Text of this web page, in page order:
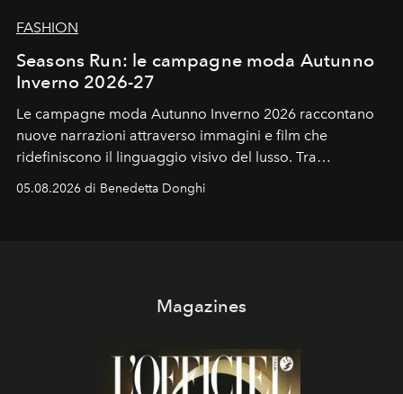
FASHION
Seasons Run: le campagne moda Autunno
Inverno 2026-27
Le campagne moda Autunno Inverno 2026 raccontano
nuove narrazioni attraverso immagini e film che
ridefiniscono il linguaggio visivo del lusso. Tra
protagonisti del cinema, volti della cultura
contemporanea e storytelling d'autore, le maison
05.08.2026 di Benedetta Donghi
Magazines